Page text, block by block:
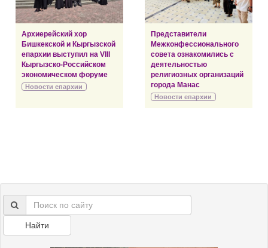
Архиерейский хор
Бишкекской и Кыргызской
епархии выступил на VIII
Кыргызско-Российском
экономическом форуме
Новости епархии
Представители
Межконфессионального
совета ознакомились с
деятельностью
религиозных организаций
города Манас
Новости епархии
Найти